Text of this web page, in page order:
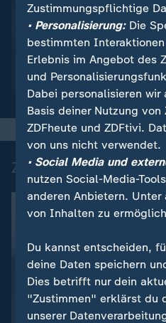
Nachrichten | heute 19:00 Uhr
Trotz Krieg:
Leihmutterschaft in der
Ukraine
Video1:38
Zuletzt auf
Zustimmungspflichtige
• Personalisierung:Die
bestimmten
Erlebnis im Angebot des
und
Dabei personalisieren
Basis deiner Nutzung von
ZDFheute und ZDFtivi.
von uns nicht verwendet.
• Social Media und
nutzen Social-Media-
anderen Anbietern. Unter
von Inhalten zu
Du kannst entscheiden,
deine Daten speichern
Dies betrifft nur dein
"Zustimmen" erklärst du
unserer